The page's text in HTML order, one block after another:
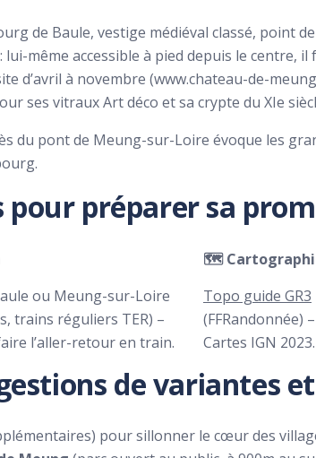
de Baule, vestige médiéval classé, point
: lui-même accessible à pied depuis le centre,
d’avril à novembre (www.chateau-de-
ses vitraux Art déco et sa crypte du XIe
du pont de Meung-sur-Loire évoque les
préparer sa
🗺️
ou Meung-sur-Loire
trains réguliers TER) –
l’aller-retour en train.
Topo guide GR3
(FFRandonnée) –
Cartes IGN 2023.
de variantes
pour sillonner le cœur des